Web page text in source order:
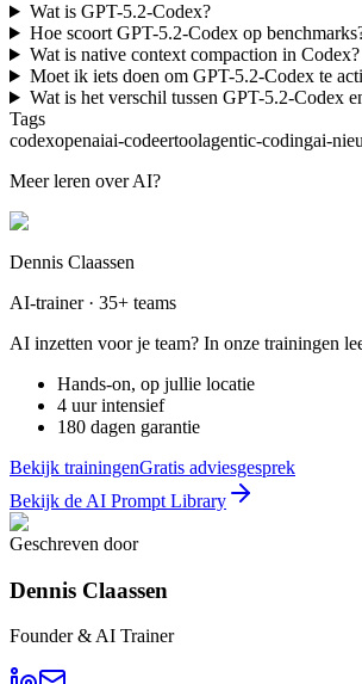
Wat is GPT-5.2-Codex?
Hoe scoort GPT-5.2-Codex op
Wat is native context compaction in Codex?
Moet ik iets doen om GPT-5.2-Codex te
Wat is het verschil tussen GPT-5.2-Codex
Tags
codexopenaiai-codeertoolagentic-codingai-
Meer leren over AI?
Dennis Claassen
AI-trainer · 35+ teams
AI inzetten voor je team? In onze trainingen
Hands-on, op jullie locatie
4 uur intensief
180 dagen garantie
Bekijk trainingenGratis adviesgesprek
Bekijk de AI Prompt Library
Geschreven door
Dennis Claassen
Founder & AI Trainer